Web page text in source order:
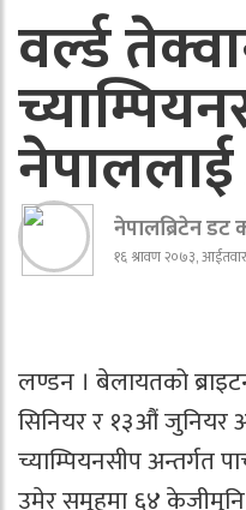
वर्ल्ड
नेपालब्रिटेन डट
१६ श्रावण २०७३,
लण्डन । बेलायतको
सिनियर र १३औं जुनियर
च्याम्पियनसीप अन्तर्गत
उमेर समूहमा ६४ केजीमुनि